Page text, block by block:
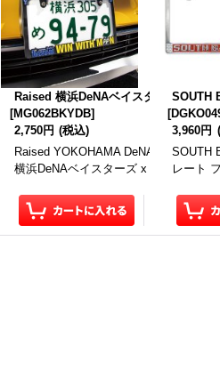
Raised 横浜DeNAベイスターズ x
[MG062BKYDB]
2,750円 (税込)
Raised YOKOHAMA DeNA
横浜DeNAベイスターズ x ムーンアイ
SOUTH
[
3,960円
SOUTH
レート